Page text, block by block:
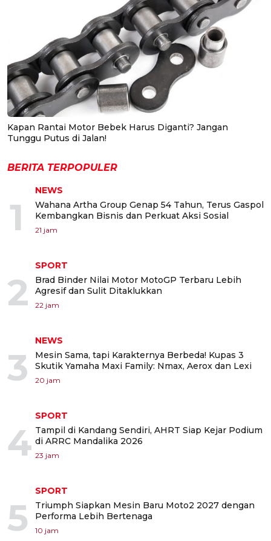
Kapan Rantai Motor Bebek Harus Diganti? Jangan
Tunggu Putus di Jalan!
BERITA TERPOPULER
1
NEWS
Wahana Artha Group Genap 54 Tahun, Terus Gaspol
Kembangkan Bisnis dan Perkuat Aksi Sosial
21 jam
2
SPORT
Brad Binder Nilai Motor MotoGP Terbaru Lebih
Agresif dan Sulit Ditaklukkan
22 jam
3
NEWS
Mesin Sama, tapi Karakternya Berbeda! Kupas 3
Skutik Yamaha Maxi Family: Nmax, Aerox dan Lexi
20 jam
4
SPORT
Tampil di Kandang Sendiri, AHRT Siap Kejar Podium
di ARRC Mandalika 2026
23 jam
5
SPORT
Triumph Siapkan Mesin Baru Moto2 2027 dengan
Performa Lebih Bertenaga
10 jam